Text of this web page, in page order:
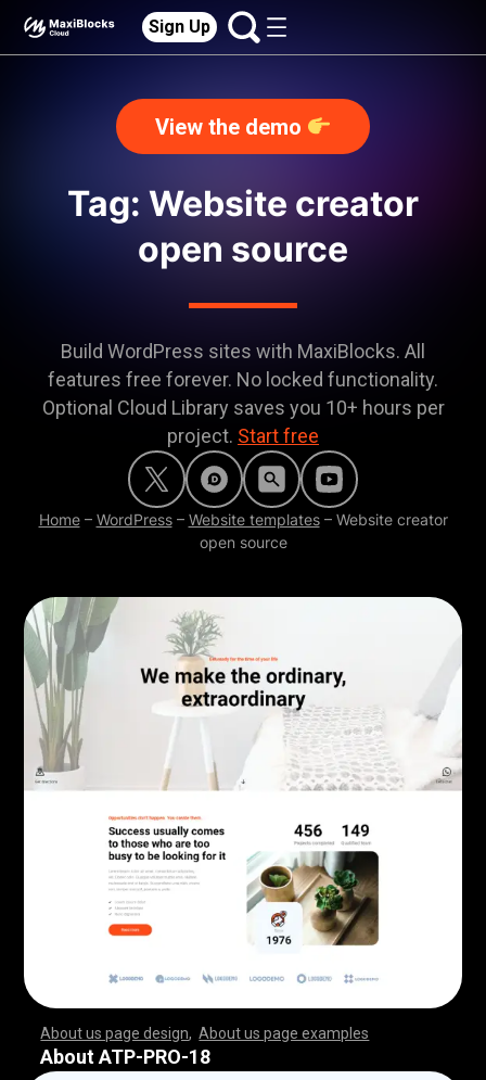
Sign Up
View the demo
Tag: Website creator
open source
Build WordPress sites with MaxiBlocks. All
features free forever. No locked functionality.
Optional Cloud Library saves you 10+ hours per
project. Start free
Home– WordPress– Website templates– Website creator
open source
About us page design ,About us page examples
,,,,,,,,,,,,,,,,,,,,,,,, ,,,,,,,,,,,,,,,,,,,,,,,,,,,
,,,,,,,,,,,,,,,,,,,,,,,, ,,,,,,,,,,,,,,,,,,,,,,,,,,,
,,,,,,,,,,,,,,,,,,,,,,,, ,,,,,,,,,,,,,,,,,,,,,,,,,,,
,,,,,,,,,,,,,,,,,,,,,,,, ,,,,,,,,,,,,,,,,,,,,,,,,,,,
,,,,,,,,,,,,,,,,,,,,,,,, ,,,,,,,,,,,,,,,,,,,,,,,,,,,
,,,,,,,,,,,,,,,,,,,,,,,, ,,,,,,,,,,,,,,,,,,,,,,,,,,,
,,,,,,,,,,,,,,,,,,,,,,,, ,,,,,,,,,,,,,,,,,,,,,,,,,,,
,,,,,,,,,,,,,,,,,,,,,,,, ,,,,,,,,,,,,
About ATP-PRO-18